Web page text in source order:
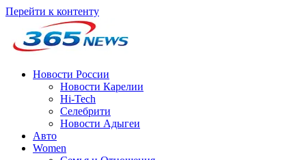
Перейти к контенту
Новости России
Новости Карелии
Hi-Tech
Селебрити
Новости Адыгеи
Авто
Women